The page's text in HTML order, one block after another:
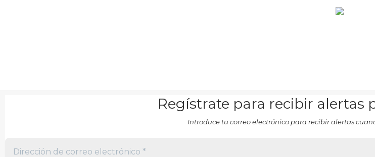
Regístrate para recibir alertas
Introduce tu correo electrónico para recibir alertas